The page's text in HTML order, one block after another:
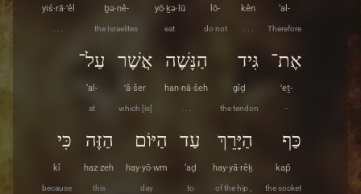
‘al-
Therefore
kên
. . .
lō-
do not
yō·ḵə·lū
eat
ḇə·nê-
the Israelites
yiś·rā·’êl
. . .
אֶת־
’eṯ-
-
גִּיד
gîḏ
the tendon
הַנָּשֶׁה
han·nā·šeh
. . .
אֲשֶׁר
’ă·šer
which [is]
עַל־
‘al-
at
כַּף
kap̄
the socket
הַיָּרֵךְ
hay·yā·rêḵ
of the hip ,
עַד
‘aḏ
to
הַיּוֹם
hay·yō·wm
day
הַזֶּה
haz·zeh
this
כִּי
kî
because